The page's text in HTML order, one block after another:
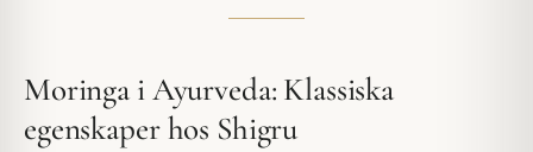
Moringa i Ayurveda: Klassiska
egenskaper hos Shigru